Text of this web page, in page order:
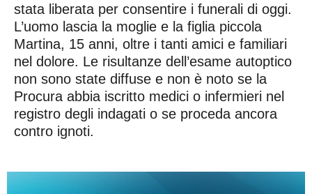
stata liberata per consentire i funerali di oggi.
L’uomo lascia la moglie e la figlia piccola
Martina, 15 anni, oltre i tanti amici e familiari
nel dolore. Le risultanze dell’esame autoptico
non sono state diffuse e non è noto se la
Procura abbia iscritto medici o infermieri nel
registro degli indagati o se proceda ancora
contro ignoti.